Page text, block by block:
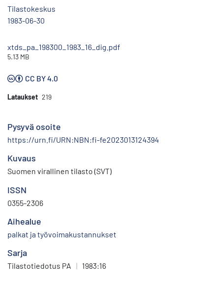
Tilastokeskus
1983-06-30
xtds_pa_198300_1983_16_dig.pdf
5.13 MB
CC BY 4.0
Lataukset 219
Pysyvä osoite
https://urn.fi/URN:NBN:fi-fe2023013124394
Kuvaus
Suomen virallinen tilasto (SVT)
ISSN
0355-2306
Aihealue
palkat ja työvoimakustannukset
Sarja
Tilastotiedotus PA | 1983:16